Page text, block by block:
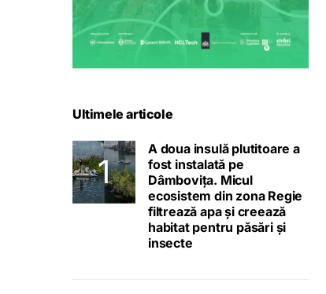
Ultimele articole
A doua insulă plutitoare a
fost instalată pe
Dâmbovița. Micul
ecosistem din zona Regie
filtrează apa și creează
habitat pentru păsări și
insecte